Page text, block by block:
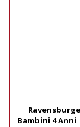
Bambini 4 Anni